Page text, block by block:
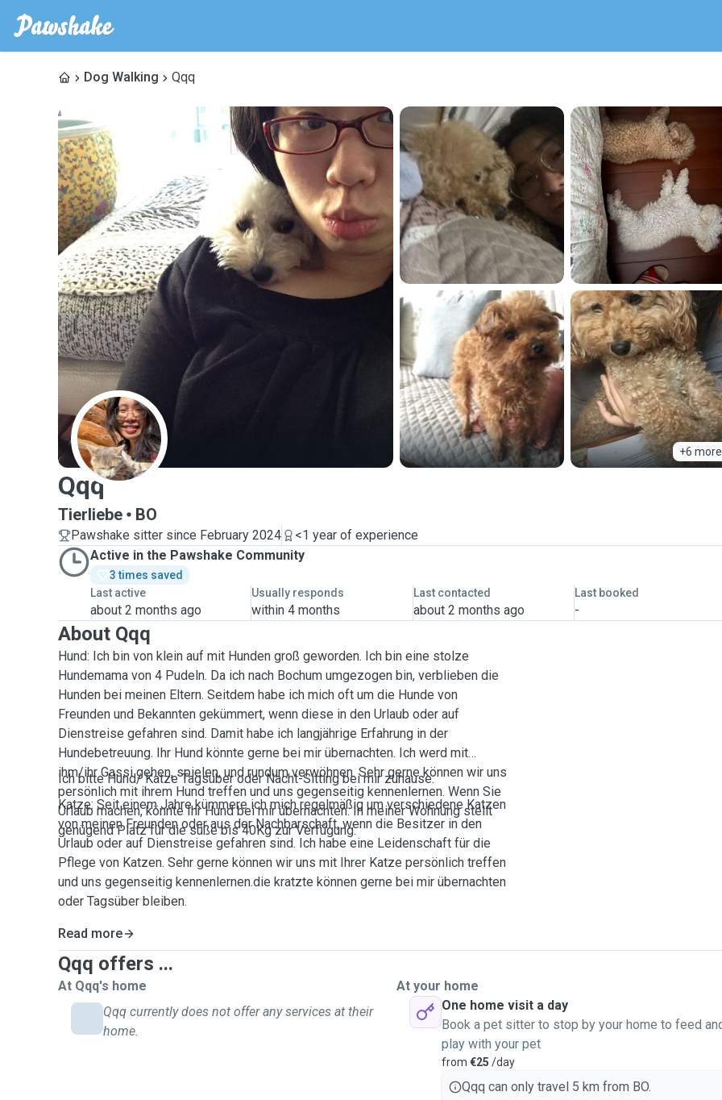
Dog Walking Qqq
+6 more
Q
Qqq
Tierliebe BO
Pawshake sitter since February 2024
<1 year of experience
Active in the Pawshake Community
3 times saved
Last active
about 2 months ago
Usually responds
within 4 months
Last contacted
about 2 months ago
Last booked
-
About Qqq
Hund: Ich bin von klein auf mit Hunden groß geworden. Ich bin eine stolze
Hundemama von 4 Pudeln. Da ich nach Bochum umgezogen bin, verblieben die
Hunden bei meinen Eltern. Seitdem habe ich mich oft um die Hunde von
Freunden und Bekannten gekümmert, wenn diese in den Urlaub oder auf
Dienstreise gefahren sind. Damit habe ich langjährige Erfahrung in der
Hundebetreuung. Ihr Hund könnte gerne bei mir übernachten. Ich werd mit
ihm/ihr Gassi gehen, spielen, und rundum verwöhnen. Sehr gerne können wir uns
persönlich mit ihrem Hund treffen und uns gegenseitig kennenlernen. Wenn Sie
Urlaub machen, könnte Ihr Hund bei mir übernachten. In meiner Wohnung stellt
genügend Platz für die süße bis 40Kg zur Verfügung.
Ich bitte Hund/ Katze Tagsüber oder Nacht-Sitting bei mir zuhause.
Katze: Seit einem Jahre kümmere ich mich regelmäßig um verschiedene Katzen
von meinen Freunden oder aus der Nachbarschaft, wenn die Besitzer in den
Urlaub oder auf Dienstreise gefahren sind. Ich habe eine Leidenschaft für die
Pflege von Katzen. Sehr gerne können wir uns mit Ihrer Katze persönlich treffen
und uns gegenseitig kennenlernen.die kratzte können gerne bei mir übernachten
oder Tagsüber bleiben.
Read more
Qqq offers ...
At Qqq's home
Qqq currently does not offer any services at their
home.
At your home
One home visit a day
Book a pet sitter to stop by your home to feed
play with your pet
from €25 /day
Qqq can only travel 5 km from BO.